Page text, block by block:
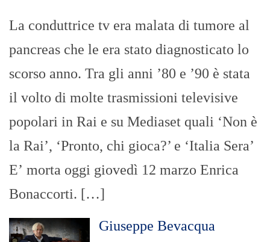
La conduttrice tv era malata di tumore al
pancreas che le era stato diagnosticato lo
scorso anno. Tra gli anni ’80 e ’90 è stata
il volto di molte trasmissioni televisive
popolari in Rai e su Mediaset quali ‘Non è
la Rai’, ‘Pronto, chi gioca?’ e ‘Italia Sera’
E’ morta oggi giovedì 12 marzo Enrica
Bonaccorti. […]
Giuseppe Bevacqua